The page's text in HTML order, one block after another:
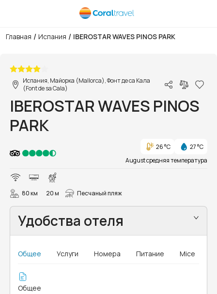
Главная / Испания / IBEROSTAR WAVES PINOS PARK
Испания, Майорка (Mallorca), Фонт де са Кала
(Font de sa Cala)
IBEROSTAR WAVES PINOS
PARK
26 °C
27 °C
August средняя температура
80 км 20 м Песчаный пляж
Удобства отеля
Общее Услуги Номера Питание Mice
Общее